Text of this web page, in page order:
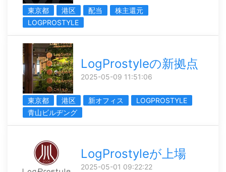
東京都
港区 配当
株主還元
LOGPROSTYLE
LogProstyleの新拠点
2025-05-09 11:51:06
東京都 港区 新オフィス
LOGPROSTYLE
青山ビルヂング
LogProstyleが上場
2025-05-01 09:22:22